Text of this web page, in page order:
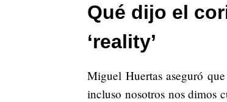
Qué dijo el
‘reality’
Miguel Huertas aseguró
incluso nosotros nos dimos